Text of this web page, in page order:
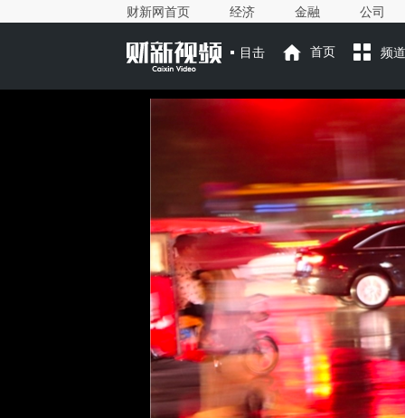
财新网首页 经济 金融 公司
目击 首页 频道